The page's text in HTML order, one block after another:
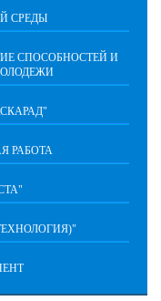
СРЕДЫ
СПОСОБНОСТЕЙ И
РАБОТА